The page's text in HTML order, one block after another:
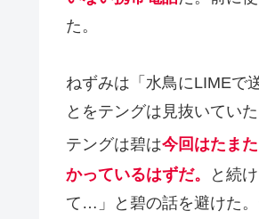
た。
ねずみは「水鳥にLIМEで
とをテングは見抜いていた
テングは碧は今回はたまた
かっているはずだ。
と続
て…」と碧の話を避けた。